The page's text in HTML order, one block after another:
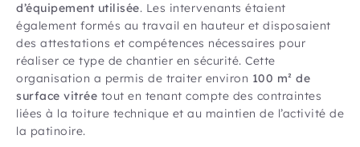
d’équipement utilisée. Les intervenants étaient
également formés au travail en hauteur et disposaient
des attestations et compétences nécessaires pour
réaliser ce type de chantier en sécurité. Cette
organisation a permis de traiter environ 100 m² de
surface vitrée tout en tenant compte des contraintes
liées à la toiture technique et au maintien de l’activité de
la patinoire.